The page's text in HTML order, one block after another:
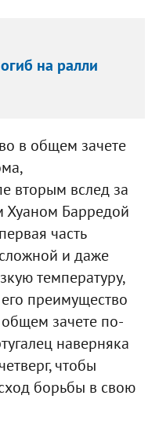
на ралли
в общем зачете
вторым вслед за
Хуаном Барредой
часть
и даже
температуру,
преимущество
зачете по-
наверняка
чтобы
борьбы в свою